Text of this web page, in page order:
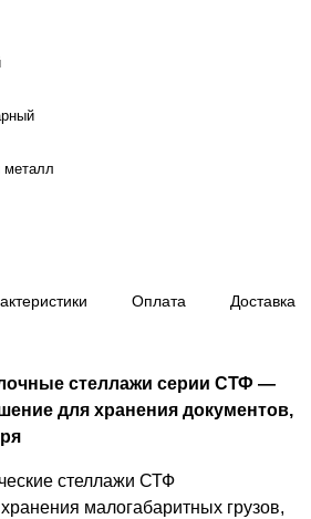
Оплата Доставка
стеллажи серии СТФ —
для хранения документов,
стеллажи СТФ
малогабаритных грузов,